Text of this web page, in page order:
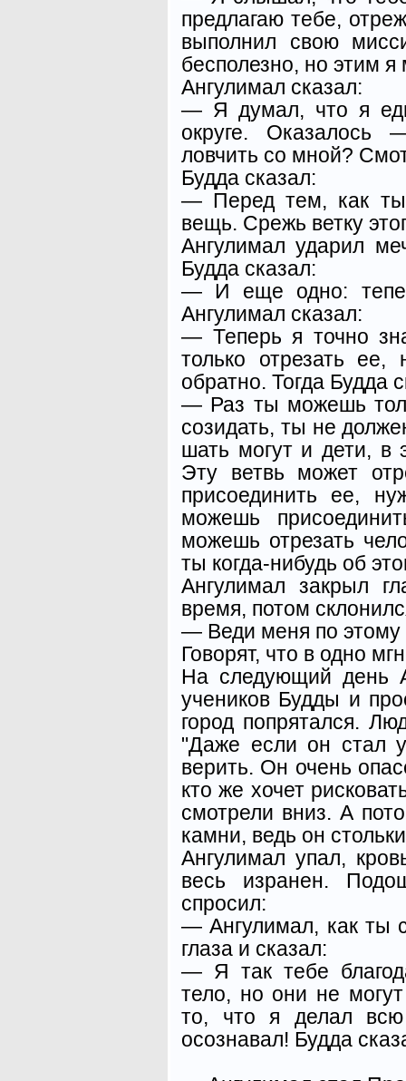
предлагаю тебе,
выполнил свою
беспо­лезно, но этим
Ангулимал сказал:
— Я думал, что я
округе.
ловчить со мной?
Будда сказал:
— Перед тем, как ты
вещь. Срежь ветку
Ангулимал ударил
Будда сказал:
— И еще одно:
Ангулимал сказал:
— Теперь я точно
толь­ко отрезать
обратно. Тогда Будда
— Раз ты можешь
созидать, ты не
шать могут и дети, в
Эту ветвь может
присоеди­нить ее,
можешь
можешь отрезать
ты когда-нибудь об
Ангулимал закрыл
время, потом
— Веди меня по этому
Говорят, что в одно
На следующий день
учеников Будды и
го­род попрятался.
"Даже если он стал
верить. Он очень
кто же хочет
смотрели вниз. А
камни, ведь он
Ангулимал упал,
весь изранен.
спросил:
— Ангулимал, как ты
глаза и сказал:
— Я так тебе
тело, но они не
то, что я делал
осознавал! Будда